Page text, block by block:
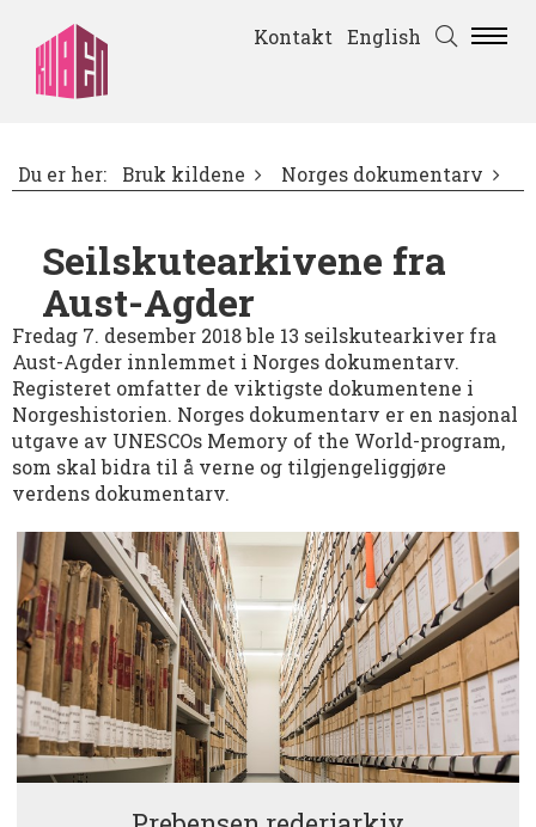
Kontakt English
Du er her: Bruk kildene Norges dokumentarv
Seilskutearkivene fra
Aust-Agder
Fredag 7. desember 2018 ble 13 seilskutearkiver fra
Aust-Agder innlemmet i Norges dokumentarv.
Registeret omfatter de viktigste dokumentene i
Norgeshistorien. Norges dokumentarv er en nasjonal
utgave av UNESCOs Memory of the World-program,
som skal bidra til å verne og tilgjengeliggjøre
verdens dokumentarv.